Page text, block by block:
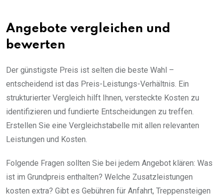
Angebote vergleichen und
bewerten
Der günstigste Preis ist selten die beste Wahl –
entscheidend ist das Preis-Leistungs-Verhältnis. Ein
strukturierter Vergleich hilft Ihnen, versteckte Kosten zu
identifizieren und fundierte Entscheidungen zu treffen.
Erstellen Sie eine Vergleichstabelle mit allen relevanten
Leistungen und Kosten.
Folgende Fragen sollten Sie bei jedem Angebot klären: Was
ist im Grundpreis enthalten? Welche Zusatzleistungen
kosten extra? Gibt es Gebühren für Anfahrt, Treppensteigen